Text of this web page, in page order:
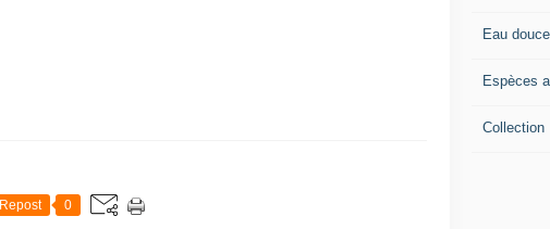
Repost 0
Eau douce
Espèces
Collection